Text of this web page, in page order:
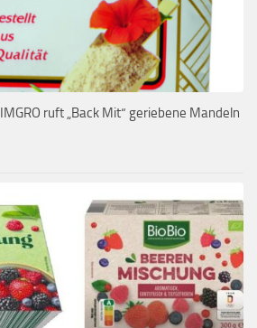
ruft „Back Mit“ geriebene Mandeln